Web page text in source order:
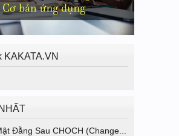
KAKATA.VN
Đằng Sau CHOCH (Change...